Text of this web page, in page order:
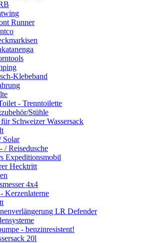
Runner
Klebeband
- Trenntoilette
Stühle
Schweizer Wassersack
Solar
/ Reisedusche
Expeditionsmobil
Hecktritt
4x4
Kerzenlaterne
LR Defender
- benzinresistent!
20l